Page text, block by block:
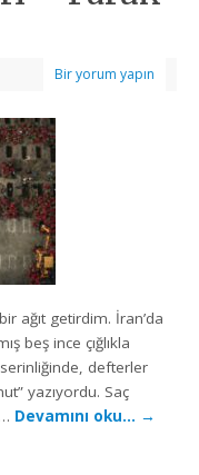
Bir yorum yapın
ağıt getirdim. İran’da
beş ince çığlıkla
serinliğinde, defterler
yazıyordu. Saç
Devamını oku… →